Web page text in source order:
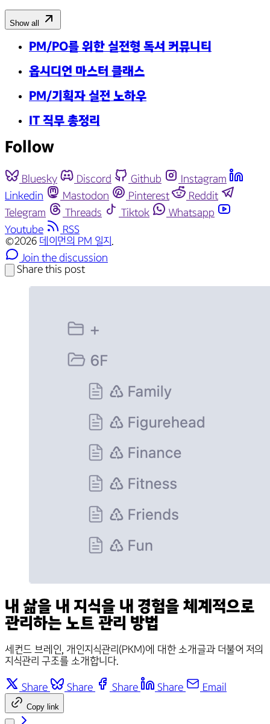
Show all
PM/PO를 위한 실전형 독서 커뮤니티
옵시디언 마스터 클래스
PM/기획자 실전 노하우
IT 직무 총정리
Follow
Bluesky Discord Github
Instagram
Linkedin
Mastodon Pinterest
Reddit
Telegram
Threads Tiktok
Whatsapp
Youtube
RSS
©2026 데이먼의 PM 일지 .
Join the discussion
Share this post
내 삶을 내 지식을 내 경험을 체계적으로
관리하는 노트 관리 방법
세컨드 브레인, 개인지식관리(PKM)에 대한 소개글과 더불어 저의
지식관리 구조를 소개합니다.
Share Share Share Share Email
Copy link